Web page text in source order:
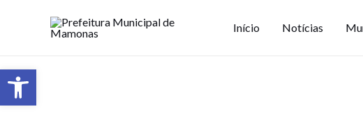
Início Notícias
Barra de Ferramentas Aberta